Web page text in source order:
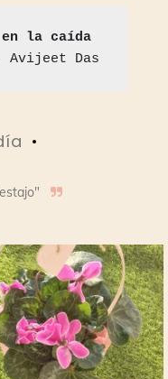
la caída
Avijeet Das